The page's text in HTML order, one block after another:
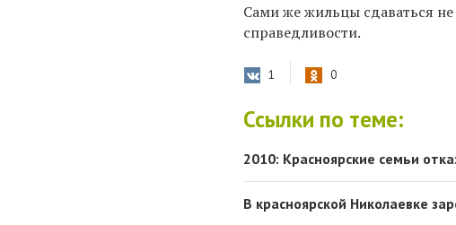
Сами же жильцы сдаваться
справедливости.
1 0
Ссылки по теме:
2010: Красноярские семьи
В красноярской Николаевке